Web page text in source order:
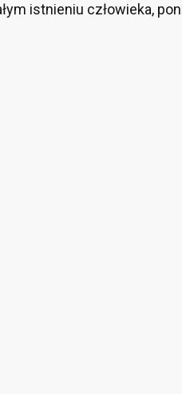
istnieniu człowieka,